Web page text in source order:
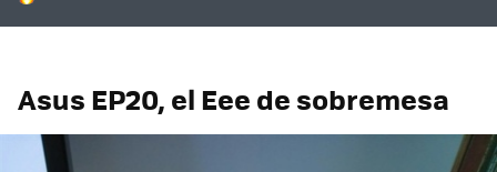
Asus EP20, el Eee de sobremesa